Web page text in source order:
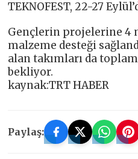
TEKNOFEST, 22-27
Gençlerin projelerine 4
malzeme desteği
alan takımları da
bekliyor.
kaynak:TRT HABER
Paylaş: